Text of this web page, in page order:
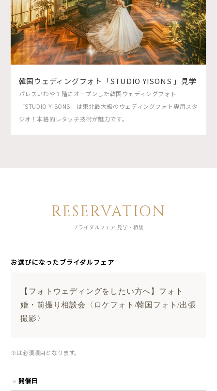
韓国ウェディングフォト「STUDIO YISONS 」見学
パレスいわや１階にオープンした韓国ウェディングフォト
「STUDIO YISONS」は東北最大級のウェディングフォト専用スタ
ジオ！本格的レタッチ技術が魅力です。
RESERVATION
ブライダルフェア 見学・相談
お選びになったブライダルフェア
【フォトウェディングをしたい方へ】フォト
婚・前撮り相談会〈ロケフォト/韓国フォト/出張
撮影〉
※は必須項目となります。
※ 開催日